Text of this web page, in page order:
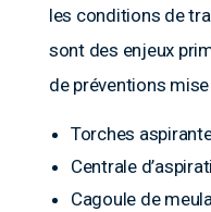
les conditions de
sont des enjeux
de préventions
Torches
Centrale
Cagoule de